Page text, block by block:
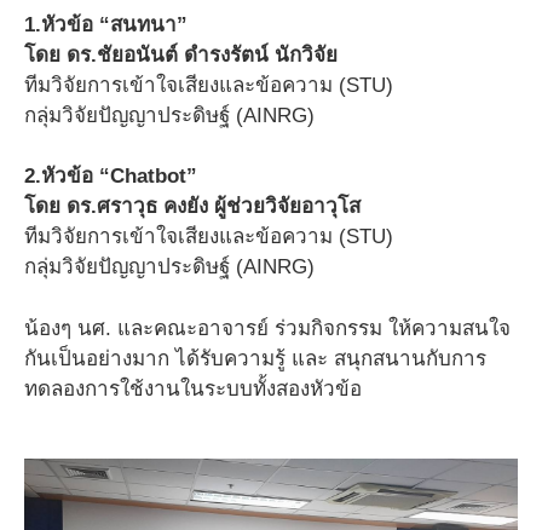
1.หัวข้อ “สนทนา”
โดย ดร.ชัยอนันต์ ดำรงรัตน์ นักวิจัย
ทีมวิจัยการเข้าใจเสียงและข้อความ (STU)
กลุ่มวิจัยปัญญาประดิษฐ์ (AINRG)
2.หัวข้อ “Chatbot”
โดย ดร.ศราวุธ คงยัง ผู้ช่วยวิจัยอาวุโส
ทีมวิจัยการเข้าใจเสียงและข้อความ (STU)
กลุ่มวิจัยปัญญาประดิษฐ์ (AINRG)
น้องๆ นศ. และคณะอาจารย์ ร่วมกิจกรรม ให้ความสนใจ
กันเป็นอย่างมาก ได้รับความรู้ และ สนุกสนานกับการ
ทดลองการใช้งานในระบบทั้งสองหัวข้อ